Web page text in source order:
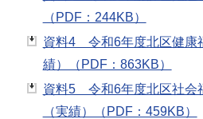
（PDF：244KB）
資料4 令和6年度北区健康
績）（PDF：863KB）
資料5 令和6年度北区社会
（実績）（PDF：459KB）